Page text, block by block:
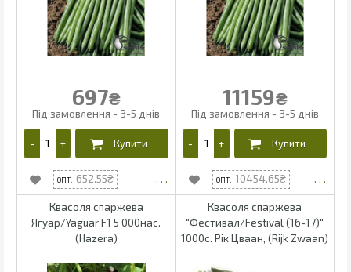
697₴
652.55
11159₴
10454.65
Квасоля спаржева
Ягуар/Yaguar F1 5 000нас.
(Hazera)
Квасоля спаржева
"Фестивал/Festival (16-17)"
1000с. Рік Цваан, (Rijk Zwaan)